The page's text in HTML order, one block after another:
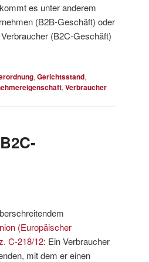
es unter anderem
(B2B-Geschäft) oder
(B2C-Geschäft)
, Gerichtsstand,
, Verbraucher
(Europäischer
C-218/12: Ein Verbraucher
mit dem er einen